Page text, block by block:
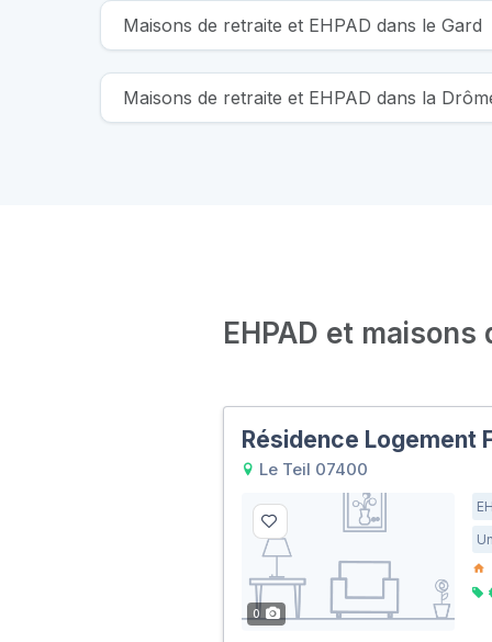
Maisons de retraite et EHPAD dans le Gard
Maisons de retraite et EHPAD dans la
EHPAD et
Résidence Logement
Le Teil 07400
0